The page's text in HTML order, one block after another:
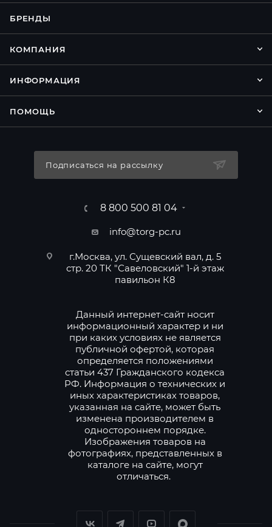
БРЕНДЫ
КОМПАНИЯ
ИНФОРМАЦИЯ
ПОМОЩЬ
Подписаться на рассылку
8 800 500 81 04
info@torg-pc.ru
г.Москва, ул. Сущевский вал, д. 5
стр. 20 ТК "Савеловский" 1-й этаж
павильон К8
Данный интернет-сайт носит
информационный характер и ни
при каких условиях не является
публичной офертой, которая
определяется положениями
статьи 437 Гражданского кодекса
РФ. Информация о технических и
иных характеристиках товаров,
указанная на сайте, может быть
изменена производителем в
одностороннем порядке.
Изображения товаров на
фотографиях, представленных в
каталоге на сайте, могут
отличаться.